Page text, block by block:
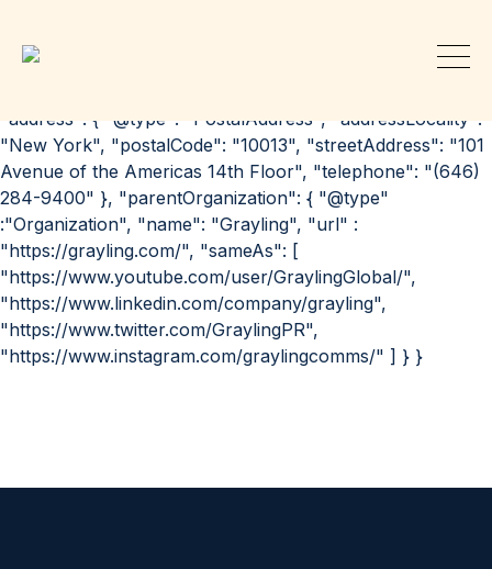
"https://grayling.com/our-offices/new-york/", "@type":
"Organization", "url": "https://grayling.com/our-
"address": { "@type": "PostalAddress", "addressLocality":
"New York", "postalCode": "10013", "streetAddress": "101
Avenue of the Americas 14th Floor", "telephone": "(646)
284-9400" }, "parentOrganization": { "@type"
:"Organization", "name": "Grayling", "url" :
"https://grayling.com/", "sameAs": [
"https://www.youtube.com/user/GraylingGlobal/",
"https://www.linkedin.com/company/grayling",
"https://www.twitter.com/GraylingPR",
"https://www.instagram.com/graylingcomms/" ] } }